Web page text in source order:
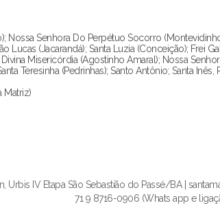
Nossa Senhora Do Perpétuo Socorro
Lucas (Jacarandá); Santa Luzia (Conceição);
Misericórdia (Agostinho Amaral); Nossa
Teresinha (Pedrinhas); Santo Antônio; Santa Inês,
Matriz)
Urbis IV Etapa São Sebastião do Passé/BA |
71 9 8716-0906 (Whats app e